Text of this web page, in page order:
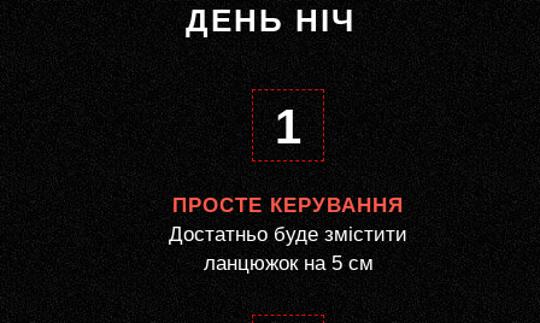
ДЕНЬ НІЧ
1
ПРОСТЕ КЕРУВАННЯ
Достатньо буде змістити
ланцюжок на 5 см